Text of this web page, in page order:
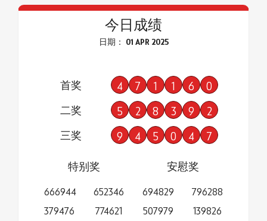
今日成绩
日期： 01 APR 2025
首奖 4 7 1 1 6 0
二奖 5 2 8 3 9 2
三奖 9 4 5 0 4 7
特别奖
666944
379476
652346
774621
安慰奖
694829
507979
796288
139826